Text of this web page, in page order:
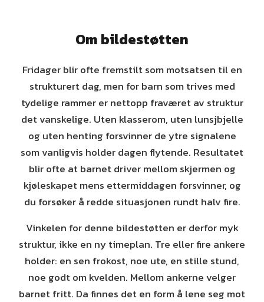
Om bildestøtten
Fridager blir ofte fremstilt som motsatsen til en
strukturert dag, men for barn som trives med
tydelige rammer er nettopp fraværet av struktur
det vanskelige. Uten klasserom, uten lunsjbjelle
og uten henting forsvinner de ytre signalene
som vanligvis holder dagen flytende. Resultatet
blir ofte at barnet driver mellom skjermen og
kjøleskapet mens ettermiddagen forsvinner, og
du forsøker å redde situasjonen rundt halv fire.
Vinkelen for denne bildestøtten er derfor myk
struktur, ikke en ny timeplan. Tre eller fire ankere
holder: en sen frokost, noe ute, en stille stund,
noe godt om kvelden. Mellom ankerne velger
barnet fritt. Da finnes det en form å lene seg mot